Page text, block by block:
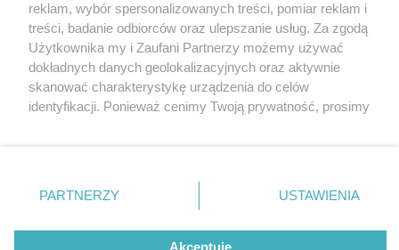
Tadeusz Sławek honorowym
obywatelem Katowic
Nie zapomnij
zapoznać się z:
polityką prywatności regulamin korzystania z portali
Twojemiasto
Piekary Śląskie
Chorzów
Tarnowskie Góry
Gliwice
Skontakuj sięz nami
Kontakt
Wydawca
Redakcja
reklam, wybór spersonalizowanych treści, pomiar reklam i
treści, badanie odbiorców oraz ulepszanie usług. Za zgodą
Użytkownika my i Zaufani Partnerzy możemy używać
dokładnych danych geolokalizacyjnych oraz aktywnie
skanować charakterystykę urządzenia do celów
identyfikacji. Ponieważ cenimy Twoją prywatność, prosimy
prywatności znajdujący się w lewym dolnym rogu strony
. Niektóre rodzaje przetwarzania danych nie wymagają
zgody użytkownika, ale masz prawo sprzeciwić się
takiemu przetwarzaniu. Preferencje będą miały
PARTNERZY USTAWIENIA
Akceptuję